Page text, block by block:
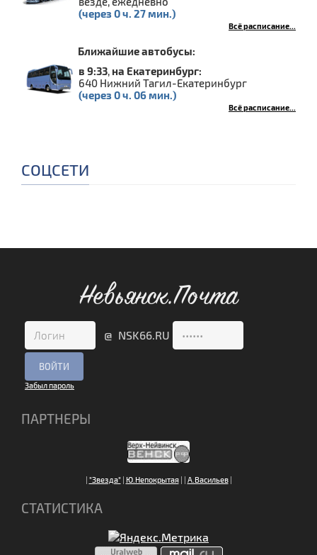
(через 0 ч. 27 мин.)
Всё расписание...
Ближайшие автобусы:
в 9:33, на Екатеринбург:
640 Нижний Тагил-Екатеринбург
(через 0 ч. 06 мин.)
Всё расписание...
СОЦСЕТИ
Невьянск.Почта
@ NSK66.RU
Забыл пароль
ПАРТНЕРЫ
| "Звезда"| Ю.Непокрытая| | А.Васильев|
СТАТИСТИКА